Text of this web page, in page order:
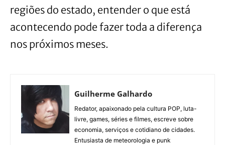
regiões do estado, entender o que está
acontecendo pode fazer toda a diferença
nos próximos meses.
Guilherme Galhardo
Redator, apaixonado pela cultura POP, luta-
livre, games, séries e filmes, escreve sobre
economia, serviços e cotidiano de cidades.
Entusiasta de meteorologia e punk